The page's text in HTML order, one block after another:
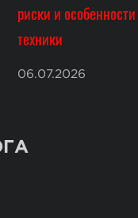
риски и особенности
техники
06.07.2026